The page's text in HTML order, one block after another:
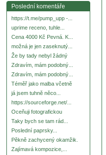
Poslední komentáře
https://t.me/pump_upp -...
uprime receno, tuhle...
Cena 4000 Kč Pevná. K...
možná je jen zaseknutý...
Že by tady nebyl žádný
Zdravím, mám podobný...
Zdravím, mám podobný...
Téměř jako malba včetně
já jsem tuhně něco...
https://sourceforge.net/...
Oceňuji fotografickou
Taky bych se tam rád...
Poslední paprsky...
Pěkně zachycený okamžik.
Zajímavá kompozice,...